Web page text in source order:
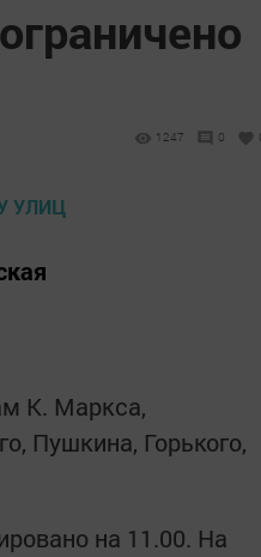
1247 0
К. Маркса,
Пушкина, Горького,
на 11.00. На